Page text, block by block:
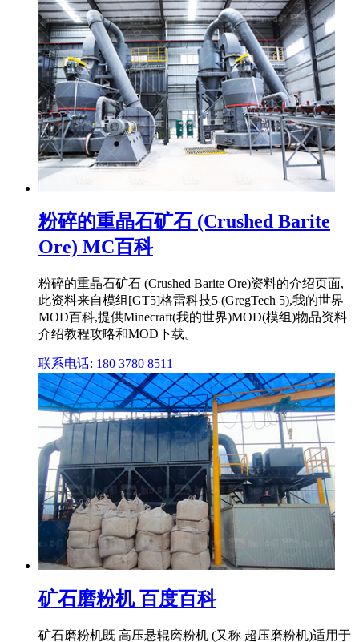
粉碎的重晶石矿石 (Crushed Barite
Ore) MC百科
粉碎的重晶石矿石 (Crushed Barite Ore)资料的介绍页面,
此资料来自模组[GT5]格雷科技5 (GregTech 5),我的世界
MOD百科,提供Minecraft(我的世界)MOD(模组)物品资料
介绍教程攻略和MOD下载。
联系电话: 180 3780 8511
矿石磨粉机 百度百科
矿石磨粉机既 高压悬辊磨粉机 (又称 超压磨粉机)适用于